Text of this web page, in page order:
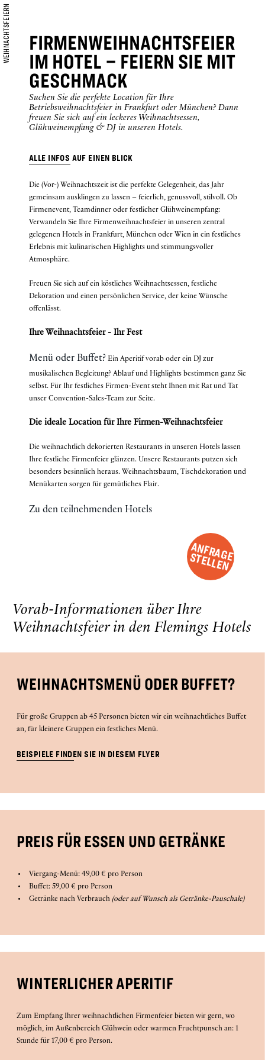
August
2026.
J
E
T
Z
T
B
U
C
H
E
N
WEIHNACHTSFEIERN FIRMENWEIHNACHTSFEIER
IM HOTEL – FEIERN SIE MIT
GESCHMACK
Suchen Sie die perfekte Location für Ihre
Betriebsweihnachtsfeier in Frankfurt oder München? Dann
freuen Sie sich auf ein leckeres Weihnachtsessen,
Glühweinempfang & DJ in unseren Hotels.
ALLE INFOS AUF EINEN BLICK
Die (Vor-) Weihnachtszeit ist die perfekte Gelegenheit, das Jahr
gemeinsam ausklingen zu lassen – feierlich, genussvoll, stilvoll. Ob
Firmenevent, Teamdinner oder festlicher Glühweinempfang:
Verwandeln Sie Ihre Firmenweihnachtsfeier in unseren zentral
gelegenen Hotels in Frankfurt, München oder Wien in ein festliches
Erlebnis mit kulinarischen Highlights und stimmungsvoller
Atmosphäre.
Freuen Sie sich auf ein köstliches Weihnachtsessen, festliche
Dekoration und einen persönlichen Service, der keine Wünsche
offenlässt.
Ihre Weihnachtsfeier - Ihr Fest
Menü oder Buffet? Ein Aperitif vorab oder ein DJ zur
musikalischen Begleitung? Ablauf und Highlights bestimmen ganz Sie
selbst. Für Ihr festliches Firmen-Event steht Ihnen mit Rat und Tat
unser Convention-Sales-Team zur Seite.
Die ideale Location für Ihre Firmen-Weihnachtsfeier
Die weihnachtlich dekorierten Restaurants in unseren Hotels lassen
Ihre festliche Firmenfeier glänzen. Unsere Restaurants putzen sich
besonders besinnlich heraus. Weihnachtsbaum, Tischdekoration und
Menükarten sorgen für gemütliches Flair.
Zu den teilnehmenden Hotels
A
N
F
R
A
G
E S
T
E
L
L
E
N
Vorab-Informationen über Ihre
Weihnachtsfeier in den Flemings Hotels
WEIHNACHTSMENÜ ODER BUFFET?
Für große Gruppen ab 45 Personen bieten wir ein weihnachtliches Buffet
an, für kleinere Gruppen ein festliches Menü.
BEISPIELE FINDEN SIE IN DIESEM FLYER
PREIS FÜR ESSEN UND GETRÄNKE
Viergang-Menü: 49,00 € pro Person
Buffet: 59,00 € pro Person
Getränke nach Verbrauch (oder auf Wunsch als Getränke-Pauschale)
WINTERLICHER APERITIF
Zum Empfang Ihrer weihnachtlichen Firmenfeier bieten wir gern, wo
möglich, im Außenbereich Glühwein oder warmen Fruchtpunsch an: 1
Stunde für 17,00 € pro Person.